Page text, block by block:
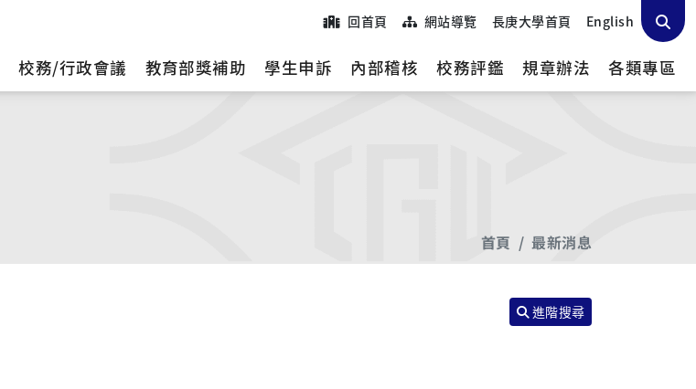
回首頁 網站導覽 長庚大學首頁 English
校務/行政會議 教育部獎補助 學生申訴 內部稽核 校務評鑑 規章辦法 各類專區
首頁 最新消息
進階搜尋